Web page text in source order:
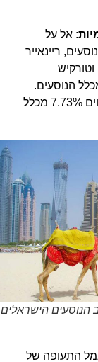
: אל על
מכלל הנוסעים, ריינאייר
וטורקיש
נוסעים המהווים 5.86% מכלל הנוסעים.
טורקיש הטיסה החודש 71,951 נוסעים המהווים 7.73% מכלל
הישראלים.
של